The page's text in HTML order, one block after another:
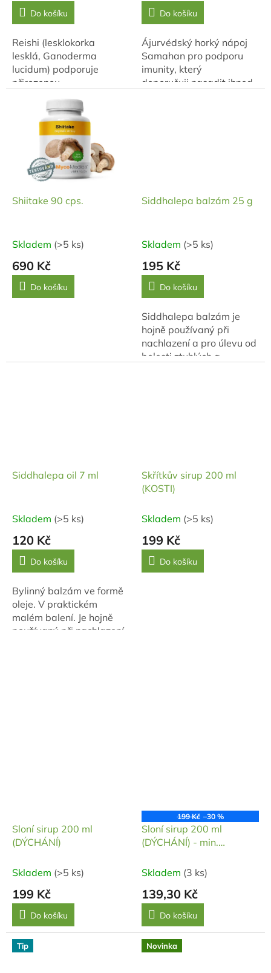
Do košíku
Reishi (lesklokorka
lesklá, Ganoderma
lucidum) podporuje
přirozenou
a vitalitu, přispívá
k udržení normální funkce
oběhového...
Do košíku
Ájurvédský horký nápoj
Samahan pro podporu
imunity, který
doporučuji nasadit ihned
Shiitake 90 cps.
Skladem (>5 ks)
690 Kč
Do košíku
Siddhalepa balzám 25 g
Skladem (>5 ks)
195 Kč
Do košíku
Siddhalepa balzám je
hojně používaný při
nachlazení a pro úlevu od
bolesti ztuhlých a
Siddhalepa oil 7 ml
Skladem (>5 ks)
120 Kč
Do košíku
Bylinný balzám ve formě
oleje. V praktickém
malém balení. Je hojně
používaný při nachlazení
Skřítkův sirup 200 ml
(KOSTI)
Skladem (>5 ks)
199 Kč
Do košíku
Sloní sirup 200 ml
(DÝCHÁNÍ)
Skladem (>5 ks)
199 Kč
Do košíku
199 Kč –30 %
Sloní sirup 200 ml
(DÝCHÁNÍ) - min.
Skladem (3 ks)
139,30 Kč
Do košíku
Tip Novinka